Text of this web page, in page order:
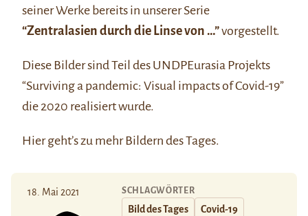
seiner Werke bereits in unserer Serie
“Zentralasien durch die Linse von …”vorgestellt.
Diese Bilder sind Teil des UNDPEurasia Projekts
“Surviving a pandemic: Visual impacts of Covid-19”
die 2020 realisiert wurde.
Hiergeht’s zu mehr Bildern des Tages.
18. Mai 2021 SCHLAGWÖRTER
Bild des Tages Covid-19